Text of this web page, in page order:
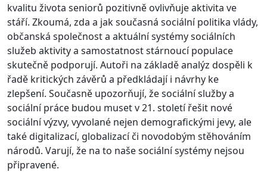
kvalitu života seniorů pozitivně ovlivňuje aktivita ve
stáří. Zkoumá, zda a jak současná sociální politika vlády,
občanská společnost a aktuální systémy sociálních
služeb aktivity a samostatnost stárnoucí populace
skutečně podporují. Autoři na základě analýz dospěli k
řadě kritických závěrů a předkládají i návrhy ke
zlepšení. Současně upozorňují, že sociální služby a
sociální práce budou muset v 21. století řešit nové
sociální výzvy, vyvolané nejen demografickými jevy, ale
také digitalizací, globalizací či novodobým stěhováním
národů. Varují, že na to naše sociální systémy nejsou
připravené.